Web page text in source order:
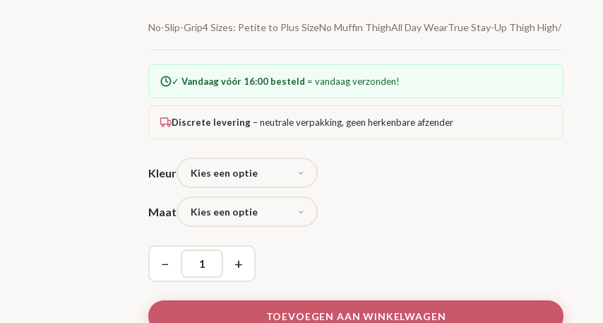
No-Slip-Grip4 Sizes: Petite to Plus SizeNo Muffin ThighAll Day WearTrue Stay-Up Thigh High/
✓ Vandaag vóór 16:00 besteld = vandaag verzonden!
Discrete levering – neutrale verpakking, geen herkenbare afzender
Kleur
Maat
− +
TOEVOEGEN AAN WINKELWAGEN